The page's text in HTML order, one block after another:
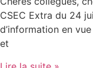
CSEC Extra du 24
d’information en
et